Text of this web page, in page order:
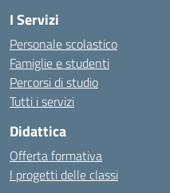
I Servizi
Personale scolastico
Famiglie e studenti
Percorsi di studio
Tutti i servizi
Didattica
Offerta formativa
I progetti delle classi